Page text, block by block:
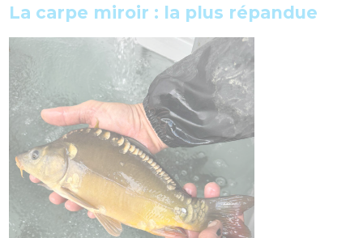
La carpe miroir : la plus répandue